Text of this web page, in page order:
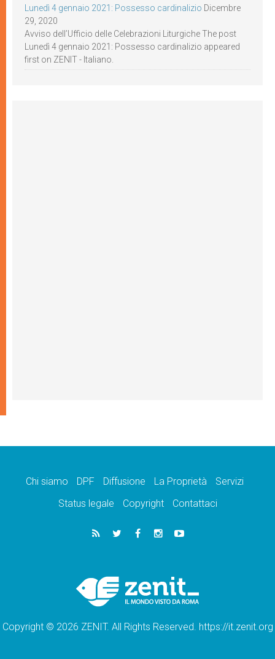
Lunedì 4 gennaio 2021: Possesso cardinalizio Dicembre
29, 2020
Avviso dell’Ufficio delle Celebrazioni Liturgiche The post
Lunedì 4 gennaio 2021: Possesso cardinalizio appeared
first on ZENIT - Italiano.
Chi siamo DPF Diffusione La Proprietà
Servizi
Status legale
Copyright Contattaci
Copyright © 2026 ZENIT. All Rights Reserved. https://it.zenit.org